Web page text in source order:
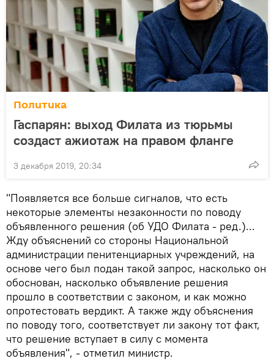
Политика
Гаспарян: выход Филата из тюрьмы
создаст ажиотаж на правом фланге
3 декабря 2019, 20:34
"Появляется все больше сигналов, что есть
некоторые элементы незаконности по поводу
объявленного решения (об УДО Филата - ред.)...
Жду объяснений со стороны Национальной
администрации пенитенциарных учреждений, на
основе чего был подан такой запрос, насколько он
обоснован, насколько объявление решения
прошло в соответствии с законом, и как можно
опротестовать вердикт. А также жду объяснения
по поводу того, соответствует ли закону тот факт,
что решение вступает в силу с момента
объявления", - отметил министр.